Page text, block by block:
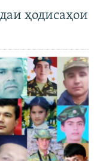
ҳодисаҳои